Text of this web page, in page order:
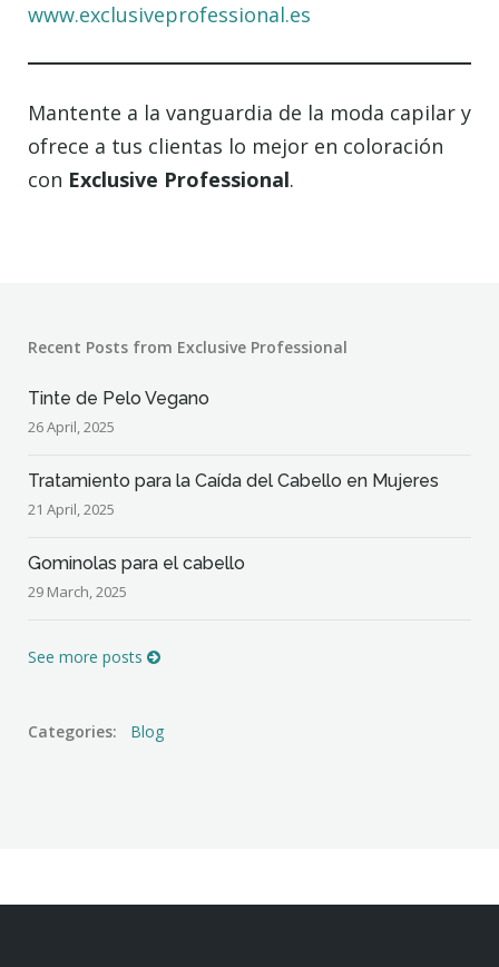
www.exclusiveprofessional.es
Mantente a la vanguardia de la moda capilar y
ofrece a tus clientas lo mejor en coloración
con Exclusive Professional.
Recent Posts from Exclusive Professional
Tinte de Pelo Vegano
26 April, 2025
Tratamiento para la Caída del Cabello en Mujeres
21 April, 2025
Gominolas para el cabello
29 March, 2025
See more posts
Categories: Blog